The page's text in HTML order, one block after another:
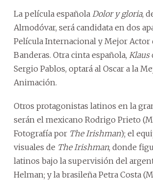
La película española Dolor y gloria,
Almodóvar, será candidata en dos
Película Internacional y Mejor
Banderas. Otra cinta española, Klaus
Sergio Pablos, optará al Oscar a la
Animación.
Otros protagonistas latinos en la
serán el mexicano Rodrigo Prieto
Fotografía por The Irishman); el
visuales de The Irishman, donde
latinos bajo la supervisión del
Helman; y la brasileña Petra Costa